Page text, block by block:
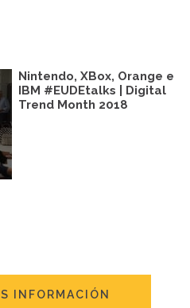
Nintendo, XBox, Orange e
IBM #EUDEtalks | Digital
Trend Month 2018
INFORMACIÓN